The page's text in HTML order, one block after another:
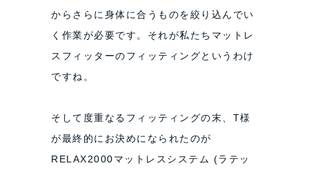
からさらに身体に合うものを絞り込んでい
く作業が必要です。それが私たちマットレ
スフィッターのフィッティングというわけ
ですね。
そして度重なるフィッティングの末、T様
が最終的にお決めになられたのが
RELAX2000マットレスシステム (ラテッ